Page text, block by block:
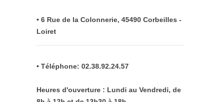
• 6 Rue de la Colonnerie, 45490 Corbeilles -
Loiret
• Téléphone: 02.38.92.24.57
Heures d'ouverture : Lundi au Vendredi, de